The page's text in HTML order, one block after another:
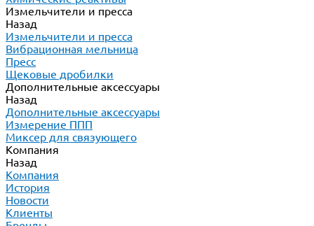
Измельчители и пресса
Назад
Измельчители и пресса
Вибрационная мельница
Пресс
Щековые дробилки
Дополнительные аксессуары
Назад
Дополнительные аксессуары
Измерение ППП
Миксер для связующего
Компания
Назад
Компания
История
Новости
Клиенты